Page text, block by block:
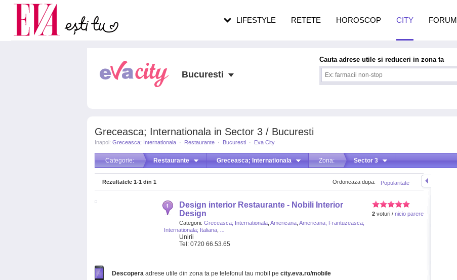
Greceasca; Internationala in Sector 3 / Bucuresti
Inapoi: Greceasca; Internationala · Restaurante · Bucuresti · Eva City
Categorie: Restaurante Greceasca; Internationala Zona: Sector 3
Popularitate
Ordoneaza dupa:
Rezultatele 1-1 din 1
2 voturi / nicio parere
Design interior Restaurante - Nobili Interior
Design
Categorii: Greceasca; Internationala Americana Americana; Frantuzeasca;
Internationala; Italiana
Unirii
Tel: 0720 66.53.65
Descopera adrese utile din zona ta pe telefonul tau mobil pe city.eva.ro/mobile
Bucuresti
Cauta adrese utile si reduceri in zona ta
LIFESTYLE RETETE HOROSCOP CITY FORUM
Carieră
Actualitate